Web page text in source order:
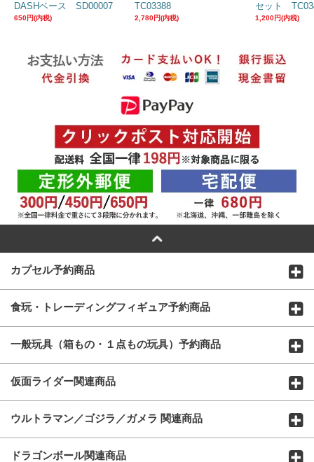
DASHベース SD00007
650円(内税)
TC03388
2,780円(内税)
セット
1,200円(内税)
カプセル予約商品
食玩・トレーディングフィギュア予約商品
一般玩具（箱もの・１点もの玩具）予約商品
仮面ライダー関連商品
ウルトラマン／ゴジラ／ガメラ 関連商品
ドラゴンボール関連商品